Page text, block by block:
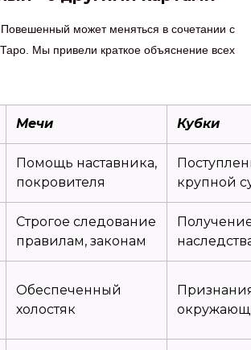
может меняться в сочетании с
Мы привели краткое объяснение всех
Мечи Кубки
Помощь наставника,
покровителя
крупной
Строгое следование
правилам, законам
Обеспеченный
холостяк